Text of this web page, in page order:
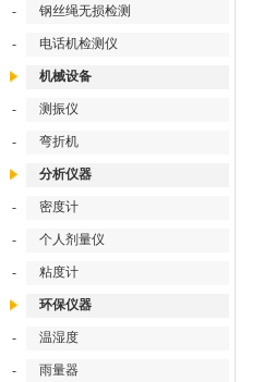
- 钢丝绳无损检测
- 电话机检测仪
机械设备
- 测振仪
- 弯折机
分析仪器
- 密度计
- 个人剂量仪
- 粘度计
环保仪器
- 温湿度
- 雨量器